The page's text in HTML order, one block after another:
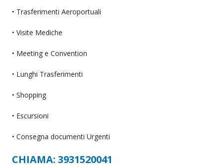
• Trasferimenti Aeroportuali
• Visite Mediche
• Meeting e Convention
• Lunghi Trasferimenti
• Shopping
• Escursioni
• Consegna documenti Urgenti
CHIAMA: 3931520041